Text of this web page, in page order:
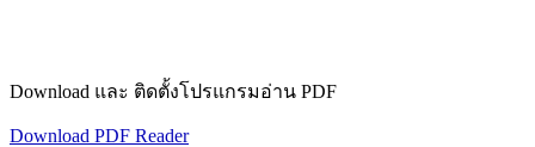
Download และ ติดตั้งโปรแกรมอ่าน PDF
Download PDF Reader